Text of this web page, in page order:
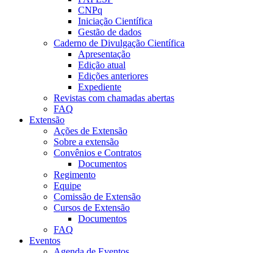
CNPq
Iniciação Científica
Gestão de dados
Caderno de Divulgação Científica
Apresentação
Edição atual
Edições anteriores
Expediente
Revistas com chamadas abertas
FAQ
Extensão
Ações de Extensão
Sobre a extensão
Convênios e Contratos
Documentos
Regimento
Equipe
Comissão de Extensão
Cursos de Extensão
Documentos
FAQ
Eventos